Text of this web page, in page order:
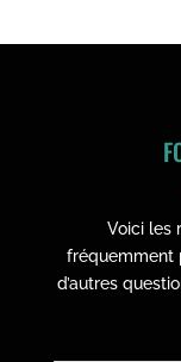
Voici les
fréquemment
d’autres